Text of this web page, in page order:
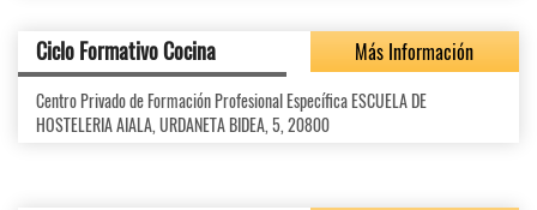
Ciclo Formativo Cocina Más Información
Centro Privado de Formación Profesional Específica ESCUELA DE
HOSTELERIA AIALA, URDANETA BIDEA, 5, 20800